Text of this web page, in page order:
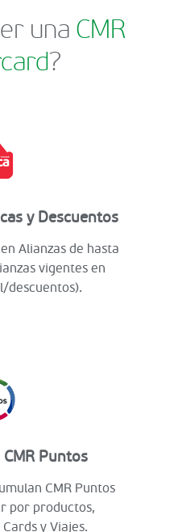
una CMR
?
y Descuentos
Alianzas de hasta
vigentes en
descuentos).
Puntos
CMR Puntos
por productos,
y Viajes.